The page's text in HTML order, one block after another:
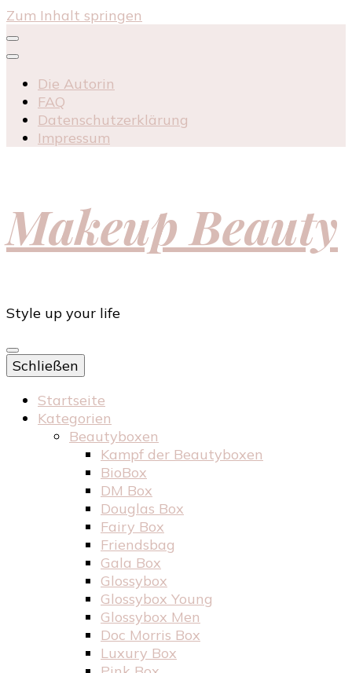
Zum Inhalt springen
Die Autorin
FAQ
Datenschutzerklärung
Impressum
Makeup Beauty
Style up your life
Schließen
Startseite
Kategorien
Beautyboxen
Kampf der Beautyboxen
BioBox
DM Box
Douglas Box
Fairy Box
Friendsbag
Gala Box
Glossybox
Glossybox Young
Glossybox Men
Doc Morris Box
Luxury Box